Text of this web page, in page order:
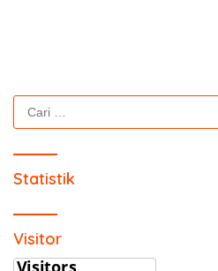
Cari
untuk:
Statistik
Visitor